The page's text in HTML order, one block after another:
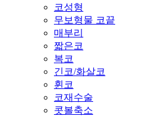
코성형
무보형물 코끝
매부리
짧은코
복코
긴코/화살코
휜코
코재수술
콧볼축소